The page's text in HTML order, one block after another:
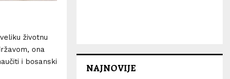
životnu
ona
i bosanski
NAJNOVIJE